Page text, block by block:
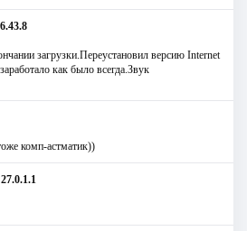
загрузки.Переустановил версию Internet
как было всегда.Звук
комп-астматик))